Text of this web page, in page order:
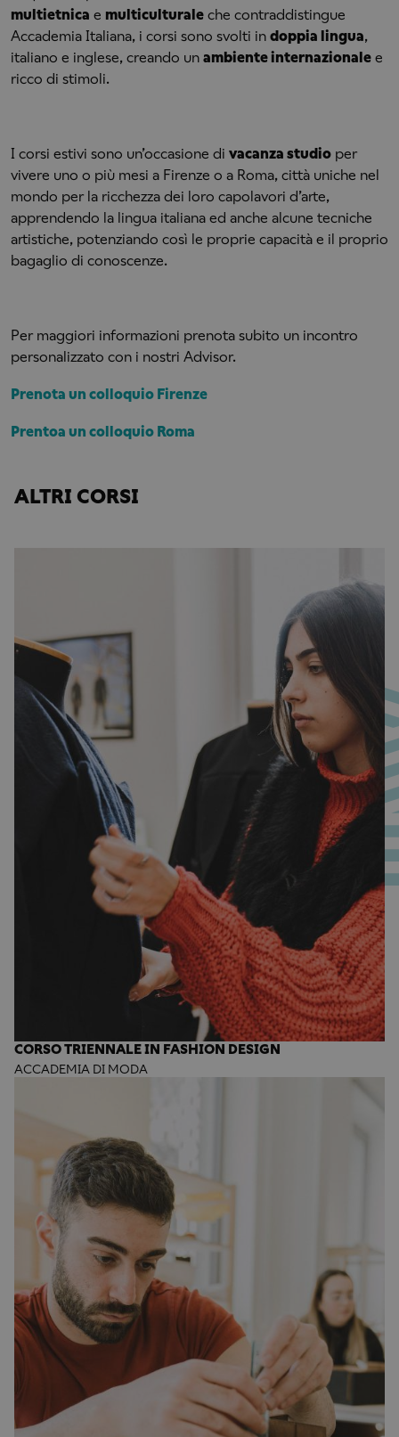
multietnica e multiculturale che contraddistingue
Accademia Italiana, i corsi sono svolti in doppia lingua,
italiano e inglese, creando un ambiente internazionale e
ricco di stimoli.
I corsi estivi sono un’occasione di vacanza studio per
vivere uno o più mesi a Firenze o a Roma, città uniche nel
mondo per la ricchezza dei loro capolavori d’arte,
apprendendo la lingua italiana ed anche alcune tecniche
artistiche, potenziando così le proprie capacità e il proprio
bagaglio di conoscenze.
Per maggiori informazioni prenota subito un incontro
personalizzato con i nostri Advisor.
Prenota un colloquio Firenze
Prentoa un colloquio Roma
ALTRI CORSI
CORSO TRIENNALE IN FASHION DESIGN
ACCADEMIA DI MODA